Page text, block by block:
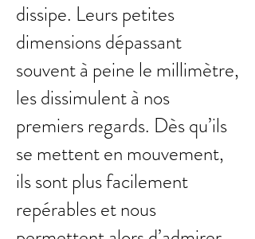
dissipe. Leurs petites
dimensions dépassant
souvent à peine le millimètre,
les dissimulent à nos
premiers regards. Dès qu’ils
se mettent en mouvement,
ils sont plus facilement
repérables et nous